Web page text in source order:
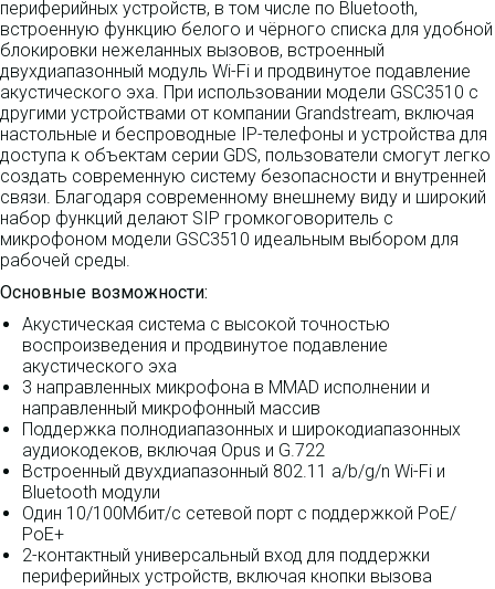
периферийных устройств, в том числе по Bluetooth,
встроенную функцию белого и чёрного списка для удобной
блокировки нежеланных вызовов, встроенный
двухдиапазонный модуль Wi-Fi и продвинутое подавление
акустического эха. При использовании модели GSC3510 с
другими устройствами от компании Grandstream, включая
настольные и беспроводные IP-телефоны и устройства для
доступа к объектам серии GDS, пользователи смогут легко
создать современную систему безопасности и внутренней
связи. Благодаря современному внешнему виду и широкий
набор функций делают SIP громкоговоритель с
микрофоном модели GSC3510 идеальным выбором для
рабочей среды.
Основные возможности:
Акустическая система с высокой точностью
воспроизведения и продвинутое подавление
акустического эха
3 направленных микрофона в MMAD исполнении и
направленный микрофонный массив
Поддержка полнодиапазонных и широкодиапазонных
аудиокодеков, включая Opus и G.722
Встроенный двухдиапазонный 802.11 a/b/g/n Wi-Fi и
Bluetooth модули
Один 10/100Мбит/с сетевой порт с поддержкой PoE/
PoE+
2-контактный универсальный вход для поддержки
периферийных устройств, включая кнопки вызова